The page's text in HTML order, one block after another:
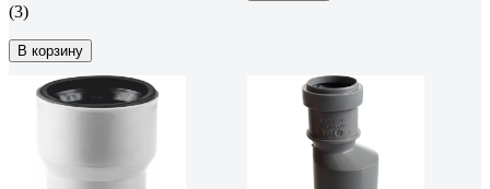
(3)
В корзину